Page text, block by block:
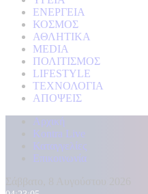
ΕΝΕΡΓΕΙΑ
ΚΟΣΜΟΣ
ΑΘΛΗΤΙΚΑ
MEDIA
ΠΟΛΙΤΙΣΜΟΣ
LIFESTYLE
ΤΕΧΝΟΛΟΓΙΑ
ΑΠΟΨΕΙΣ
Αρχική
Kontra Live
Καταγγελίες
Επικοινωνία